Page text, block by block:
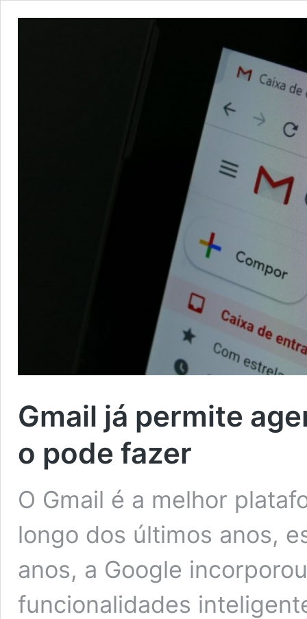
Gmail já permite
o pode fazer
O Gmail é a melhor
longo dos últimos anos,
anos, a Google
funcionalidades